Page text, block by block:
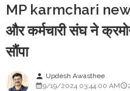
MP karmchari news
और कर्मचारी संघ ने
सौंपा
person Updesh Awasthee
9/19/2024 03:44:00 AM